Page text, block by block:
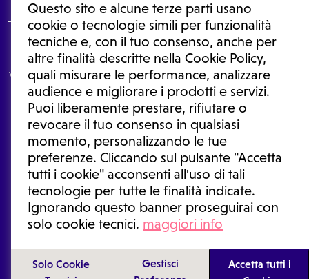
Questo sito e alcune terze parti usano
cookie o tecnologie simili per funzionalità
tecniche e, con il tuo consenso, anche per
altre finalità descritte nella Cookie Policy,
quali misurare le performance, analizzare
audience e migliorare i prodotti e servizi.
Puoi liberamente prestare, rifiutare o
revocare il tuo consenso in qualsiasi
momento, personalizzando le tue
preferenze. Cliccando sul pulsante "Accetta
tutti i cookie" acconsenti all'uso di tali
tecnologie per tutte le finalità indicate.
Ignorando questo banner proseguirai con
solo cookie tecnici. maggiori info
Solo Cookie
Gestisci
Accetta tutti i
Le informazioni proposte in questo sito non sono un consulto medico.
In nessun caso, queste informazioni sostituiscono un consulto, una
visita o una diagnosi formulata dal medico. Non si devono considerare
le informazioni disponibili come suggerimenti per la formulazione di
una diagnosi, la determinazione di un trattamento o l'assunzione o
sospensione di un farmaco senza prima consultare un medico di
medicina generale o uno specialista.
Condizioni di utilizzo|Privacy Policy |Gestione cookie
Ⓒ 2025 | Tutti i diritti riservati.